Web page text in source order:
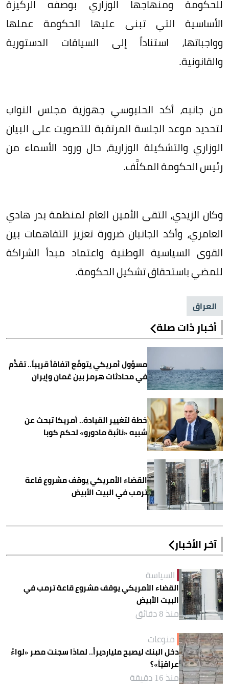
للحكومة ومنهاجها الوزاري بوصفه الركيزة
الأساسية التي تبنى عليها الحكومة عملها
وواجباتها، استناداً إلى السياقات الدستورية
والقانونية.
من جانبه، أكد الحلبوسي جهوزية مجلس النواب
لتحديد موعد الجلسة المرتقبة للتصويت على البيان
الوزاري والتشكيلة الوزارية، حال ورود الأسماء من
رئيس الحكومة المكلَّف.
وكان الزيدي، التقى الأمين العام لمنظمة بدر هادي
العامري، وأكد الجانبان ضرورة تعزيز التفاهمات بين
القوى السياسية الوطنية واعتماد مبدأ الشراكة
للمضي باستحقاق تشكيل الحكومة.
العراق
أخبار ذات صلة
مسؤول أمريكي يتوقّع اتفاقاً قريباً.. تقدُّم
في محادثات هرمز بين عُمان وإيران
خطة لتغيير القيادة.. أمريكا تبحث عن
شبيه «نائبة مادورو» لحكم كوبا
القضاء الأمريكي يوقف مشروع قاعة
ترمب في البيت الأبيض
آخر الأخبار
السياسة
القضاء الأمريكي يوقف مشروع قاعة ترمب في
البيت الأبيض
منذ 8 دقائق
منوعات
دخل البنك ليصبح مليارديراً.. لماذا سجنت مصر «لواءً
عراقيّاً»؟
منذ 16 دقيقة